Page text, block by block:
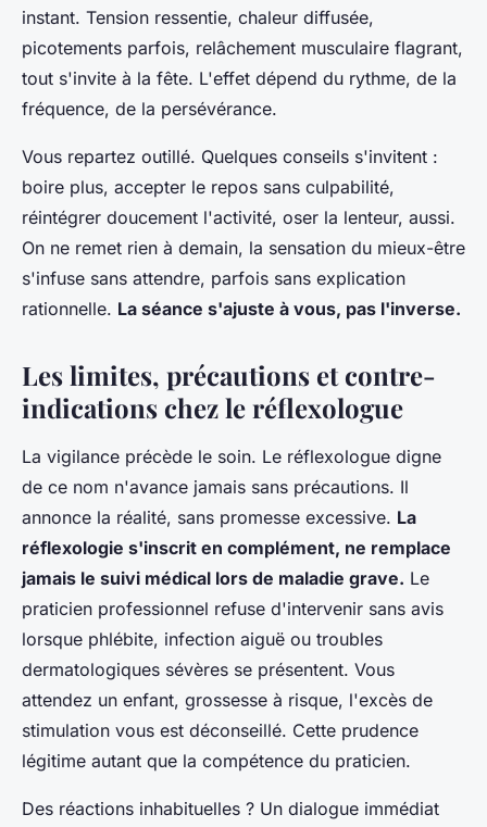
instant. Tension ressentie, chaleur diffusée,
picotements parfois, relâchement musculaire flagrant,
tout s'invite à la fête. L'effet dépend du rythme, de la
fréquence, de la persévérance.
Vous repartez outillé. Quelques conseils s'invitent :
boire plus, accepter le repos sans culpabilité,
réintégrer doucement l'activité, oser la lenteur, aussi.
On ne remet rien à demain, la sensation du mieux-être
s'infuse sans attendre, parfois sans explication
rationnelle. La séance s'ajuste à vous, pas l'inverse.
Les limites, précautions et contre-
indications chez le réflexologue
La vigilance précède le soin. Le réflexologue digne
de ce nom n'avance jamais sans précautions. Il
annonce la réalité, sans promesse excessive. La
réflexologie s'inscrit en complément, ne remplace
jamais le suivi médical lors de maladie grave. Le
praticien professionnel refuse d'intervenir sans avis
lorsque phlébite, infection aiguë ou troubles
dermatologiques sévères se présentent. Vous
attendez un enfant, grossesse à risque, l'excès de
stimulation vous est déconseillé. Cette prudence
légitime autant que la compétence du praticien.
Des réactions inhabituelles ? Un dialogue immédiat